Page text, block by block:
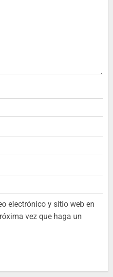
electrónico y sitio web en
vez que haga un